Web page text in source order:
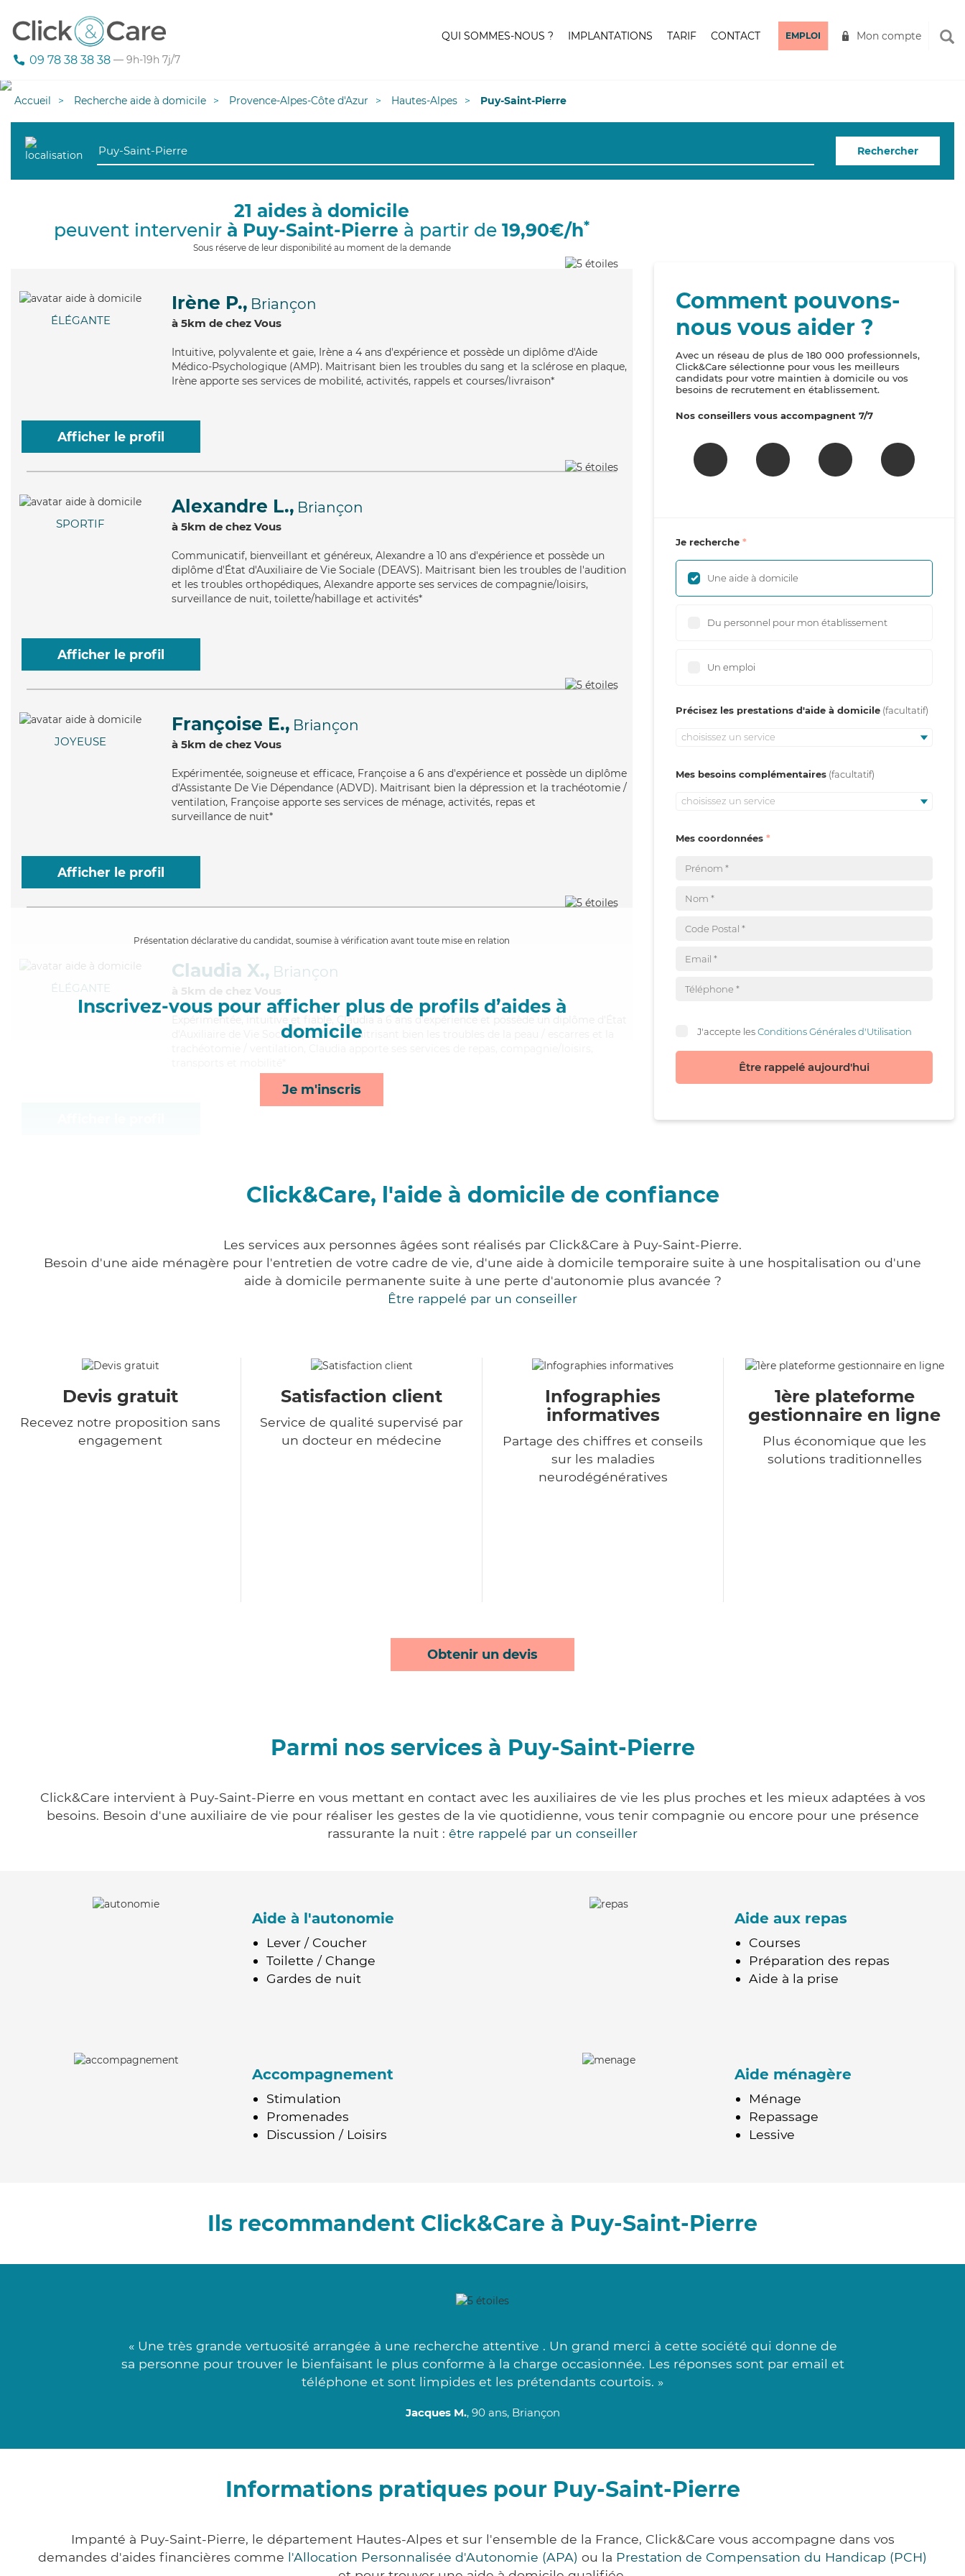
09 78 38 38 38 — 9h-19h 7j/7
QUI SOMMES-NOUS ? IMPLANTATIONS TARIF CONTACT EMPLOI Mon compte
Accueil Recherche aide à domicile Provence-Alpes-Côte d'Azur Hautes-Alpes Puy-Saint-Pierre
Rechercher
21 aides à domicile
peuvent intervenir à Puy-Saint-Pierre à partir de 19,90€/h*
Sous réserve de leur disponibilité au moment de la demande
ÉLÉGANTE
Irène P., Briançon
à 5km de chez Vous
Intuitive, polyvalente et gaie, Irène a 4 ans d'expérience et possède un diplôme d'Aide
Médico-Psychologique (AMP). Maitrisant bien les troubles du sang et la sclérose en plaque,
Irène apporte ses services de mobilité, activités, rappels et courses/livraison*
Afficher le profil
SPORTIF
Alexandre L., Briançon
à 5km de chez Vous
Communicatif, bienveillant et généreux, Alexandre a 10 ans d'expérience et possède un
diplôme d'État d'Auxiliaire de Vie Sociale (DEAVS). Maitrisant bien les troubles de l'audition
et les troubles orthopédiques, Alexandre apporte ses services de compagnie/loisirs,
surveillance de nuit, toilette/habillage et activités*
Afficher le profil
JOYEUSE
Françoise E., Briançon
à 5km de chez Vous
Expérimentée, soigneuse et efficace, Françoise a 6 ans d'expérience et possède un diplôme
d'Assistante De Vie Dépendance (ADVD). Maitrisant bien la dépression et la trachéotomie /
ventilation, Françoise apporte ses services de ménage, activités, repas et
surveillance de nuit*
Afficher le profil
Présentation déclarative du candidat, soumise à vérification avant toute mise en relation
Inscrivez-vous pour afficher plus de profils d’aides à
domicile
Je m'inscris
ÉLÉGANTE
Claudia X., Briançon
à 5km de chez Vous
Expérimentée
, intuitive et fiable, Claudia a 6 ans d'expérience et possède un diplôme d'État
d'Auxiliaire de Vie Sociale (DEAVS). Maitrisant bien les troubles de la peau / escarres et la
Comment pouvons-
nous vous aider ?
Avec un réseau de plus de 180 000 professionnels,
Click&Care sélectionne pour vous les meilleurs
candidats pour votre maintien à domicile ou vos
besoins de recrutement en établissement.
Nos conseillers vous accompagnent 7/7
Je recherche
Une aide à domicile
Du personnel pour mon établissement
Un emploi
Précisez les prestations d'aide à domicile
choisissez un service
Mes besoins complémentaires
choisissez un service
Mes coordonnées
J'accepte lesConditions Générales d'Utilisation
Être rappelé aujourd'hui
Click&Care, l'aide à domicile de confiance
Les services aux personnes âgées sont réalisés par Click&Care à Puy-Saint-Pierre.
Besoin d'une aide ménagère pour l'entretien de votre cadre de vie, d'une aide à domicile temporaire suite à une hospitalisation ou d'une
aide à domicile permanente suite à une perte d'autonomie plus avancée ?
Être rappelé par un conseiller
Devis gratuit
Recevez notre proposition sans
engagement
Satisfaction client
Service de qualité supervisé par
un docteur en médecine
Infographies
informatives
Partage des chiffres et conseils
sur les maladies
neurodégénératives
1ère plateforme
gestionnaire en ligne
Plus économique que les
solutions traditionnelles
Obtenir un devis
Parmi nos services à Puy-Saint-Pierre
Click&Care intervient à Puy-Saint-Pierre en vous mettant en contact avec les auxiliaires de vie les plus proches et les mieux adaptées à vos
besoins. Besoin d'une auxiliaire de vie pour réaliser les gestes de la vie quotidienne, vous tenir compagnie ou encore pour une présence
rassurante la nuit : être rappelé par un conseiller
Aide à l'autonomie
Lever / Coucher
Toilette / Change
Gardes de nuit
Aide aux repas
Courses
Préparation des repas
Aide à la prise
Accompagnement
Stimulation
Promenades
Discussion / Loisirs
Aide ménagère
Ménage
Repassage
Lessive
Ils recommandent Click&Care à Puy-Saint-Pierre
« Une très grande vertuosité arrangée à une recherche attentive . Un grand merci à cette société qui donne de
sa personne pour trouver le bienfaisant le plus conforme à la charge occasionnée. Les réponses sont par email et
téléphone et sont limpides et les prétendants courtois. »
Jacques M., 90 ans, Briançon
Informations pratiques pour Puy-Saint-Pierre
Impanté à Puy-Saint-Pierre, le département Hautes-Alpes et sur l'ensemble de la France, Click&Care vous accompagne dans vos
demandes d'aides financières comme l'Allocation Personnalisée d'Autonomie (APA) ou la Prestation de Compensation du Handicap (PCH)